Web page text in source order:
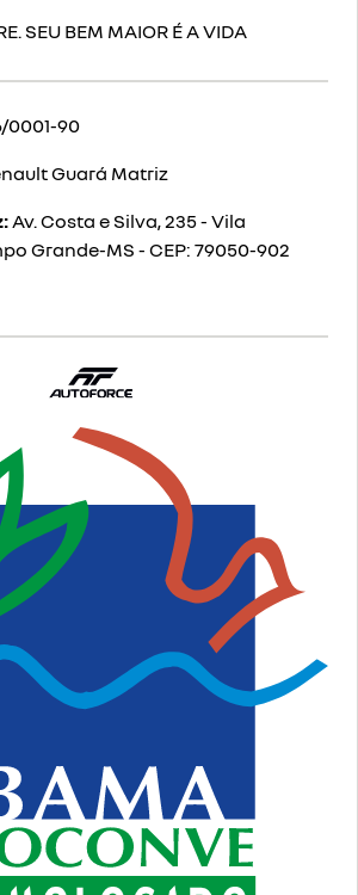
SEU BEM MAIOR É A VIDA
0001-90
Guará Matriz
Av. Costa e Silva, 235 - Vila
Grande-MS - CEP: 79050-902